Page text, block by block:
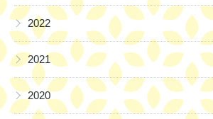
▶ 2022
▶ 2021
▶ 2020